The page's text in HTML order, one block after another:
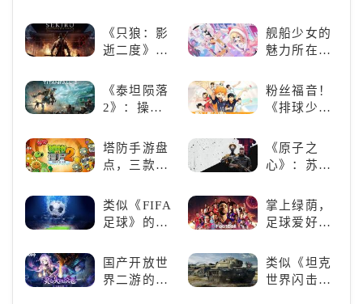
情，全新冒
险体验！
好看的ACG
看板娘们等
着你！
《只狼：影
逝二度》：
魄的忍者之
旅
舰船少女的
魅力所在：
线》
《泰坦陨落
2》：操控
未来战场；
跑酷突袭，
粉丝福音！
《排球少
HIGH!!》手
游还原经典
塔防手游盘
点，三款不
防佳作
《原子之
心》：苏联
游戏盛宴与
瑕疵
类似《FIFA
足球》的足
荐！快来赢
得世界冠军
掌上绿荫，
足球爱好者
况足球》
国产开放世
界二游的里
类似《坦克
世界闪击